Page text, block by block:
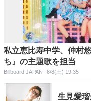
私立恵比寿中学、仲村
ち』の主題歌を担当
Billboard JAPAN 8/8(土) 19:35
生見愛